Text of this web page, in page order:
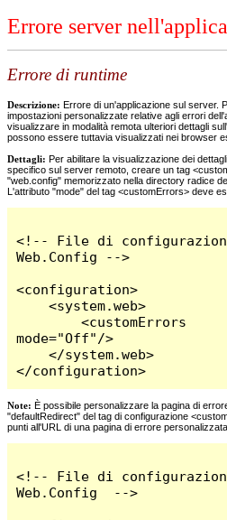
Errore server
Errore di runtime
Descrizione: Errore di un'applicazione sul server.
impostazioni personalizzate relative agli errori
visualizzare in modalità remota ulteriori dettagli
possono essere tuttavia visualizzati nei browser
Dettagli: Per abilitare la visualizzazione dei
specifico sul server remoto, creare un tag
"web.config" memorizzato nella directory radice
L'attributo "mode" del tag <customErrors> deve
<!-- File di
Web.Config -->
<configuration>
    <system.web>
        <customErrors
mode="Off"/>
    </system.web>
</configuration>
Note: È possibile personalizzare la pagina di
"defaultRedirect" del tag di configurazione
punti all'URL di una pagina di errore personalizzata.
<!-- File di
Web.Config  -->